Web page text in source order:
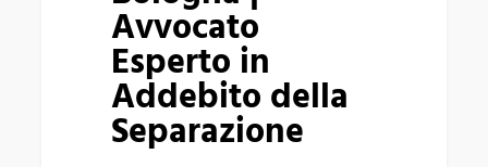
Avvocato
Esperto in
Addebito della
Separazione